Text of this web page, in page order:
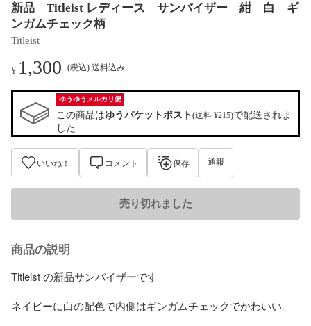
新品 Titleist レディース サンバイザー 紺 白 ギ
ンガムチェック柄
Titleist
¥ 1,300 (税込) 送料込み
ゆうゆうメルカリ便
この商品はゆうパケットポスト(送料 ¥215)で配送されま
した
いいね！ コメント 保存 通報
売り切れました
商品の説明
Titleist の新品サンバイザーです
ネイビーに白の配色で内側はギンガムチェックでかわいい。